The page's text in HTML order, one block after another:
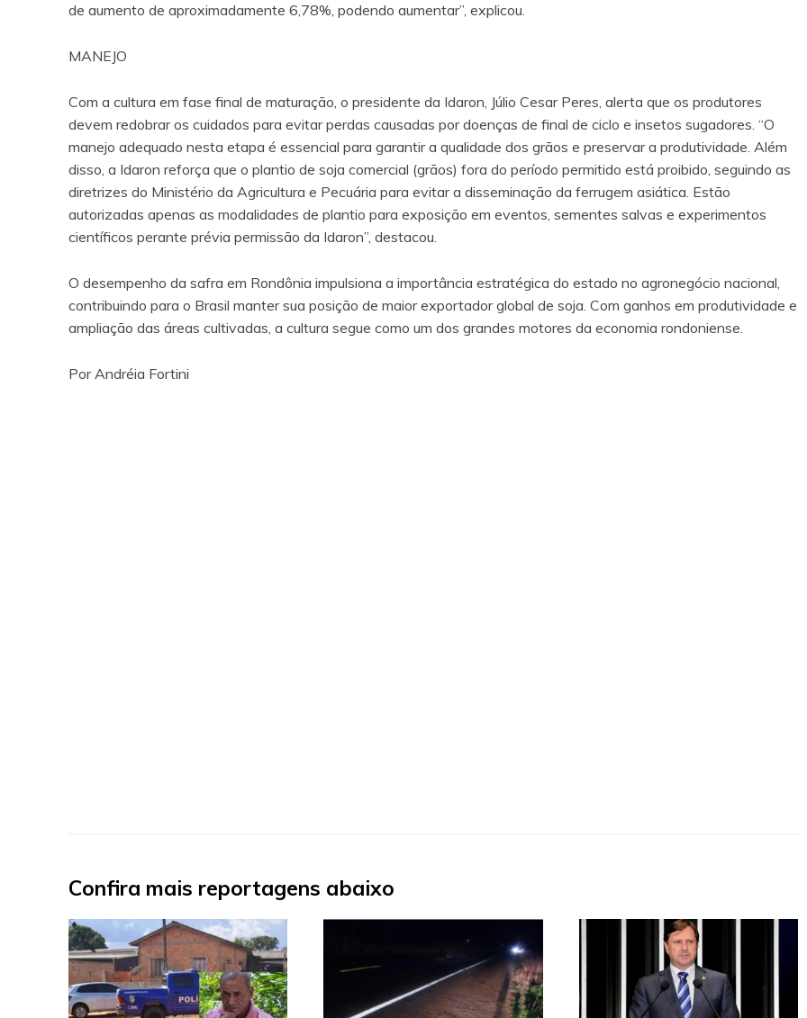
de aumento de aproximadamente 6,78%, podendo aumentar”, explicou.
MANEJO
Com a cultura em fase final de maturação, o presidente da Idaron, Júlio Cesar Peres, alerta que os produtores
devem redobrar os cuidados para evitar perdas causadas por doenças de final de ciclo e insetos sugadores. “O
manejo adequado nesta etapa é essencial para garantir a qualidade dos grãos e preservar a produtividade. Além
disso, a Idaron reforça que o plantio de soja comercial (grãos) fora do período permitido está proibido, seguindo as
diretrizes do Ministério da Agricultura e Pecuária para evitar a disseminação da ferrugem asiática. Estão
autorizadas apenas as modalidades de plantio para exposição em eventos, sementes salvas e experimentos
científicos perante prévia permissão da Idaron”, destacou.
O desempenho da safra em Rondônia impulsiona a importância estratégica do estado no agronegócio nacional,
contribuindo para o Brasil manter sua posição de maior exportador global de soja. Com ganhos em produtividade e
ampliação das áreas cultivadas, a cultura segue como um dos grandes motores da economia rondoniense.
Por Andréia Fortini
Confira mais reportagens abaixo